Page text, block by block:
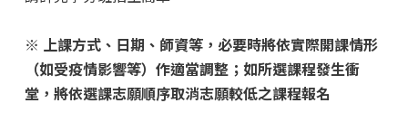
※ 上課方式、日期、師資等，必要時將依實際開課情形
（如受疫情影響等）作適當調整；如所選課程發生衝
堂，將依選課志願順序取消志願較低之課程報名